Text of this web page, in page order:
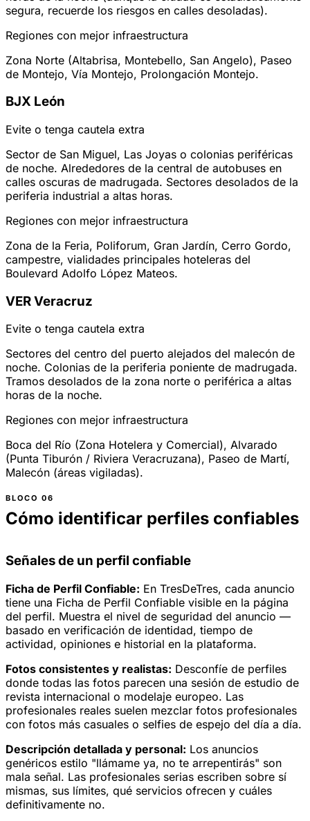
segura, recuerde los riesgos en calles desoladas).
Regiones con mejor infraestructura
Zona Norte (Altabrisa, Montebello, San Angelo), Paseo
de Montejo, Vía Montejo, Prolongación Montejo.
BJX León
Evite o tenga cautela extra
Sector de San Miguel, Las Joyas o colonias periféricas
de noche. Alrededores de la central de autobuses en
calles oscuras de madrugada. Sectores desolados de la
periferia industrial a altas horas.
Regiones con mejor infraestructura
Zona de la Feria, Poliforum, Gran Jardín, Cerro Gordo,
campestre, vialidades principales hoteleras del
Boulevard Adolfo López Mateos.
VERVeracruz
Evite o tenga cautela extra
Sectores del centro del puerto alejados del malecón de
noche. Colonias de la periferia poniente de madrugada.
Tramos desolados de la zona norte o periférica a altas
horas de la noche.
Regiones con mejor infraestructura
Boca del Río (Zona Hotelera y Comercial), Alvarado
(Punta Tiburón / Riviera Veracruzana), Paseo de Martí,
Malecón (áreas vigiladas).
Cómo identificar perfiles confiables
Señales de un perfil confiable
Ficha de Perfil Confiable: En TresDeTres, cada anuncio
tiene una Ficha de Perfil Confiable visible en la página
del perfil. Muestra el nivel de seguridad del anuncio —
basado en verificación de identidad, tiempo de
actividad, opiniones e historial en la plataforma.
Fotos consistentes y realistas: Desconfíe de perfiles
donde todas las fotos parecen una sesión de estudio de
revista internacional o modelaje europeo. Las
profesionales reales suelen mezclar fotos profesionales
con fotos más casuales o selfies de espejo del día a día.
Descripción detallada y personal: Los anuncios
genéricos estilo "llámame ya, no te arrepentirás" son
mala señal. Las profesionales serias escriben sobre sí
mismas, sus límites, qué servicios ofrecen y cuáles
definitivamente no.